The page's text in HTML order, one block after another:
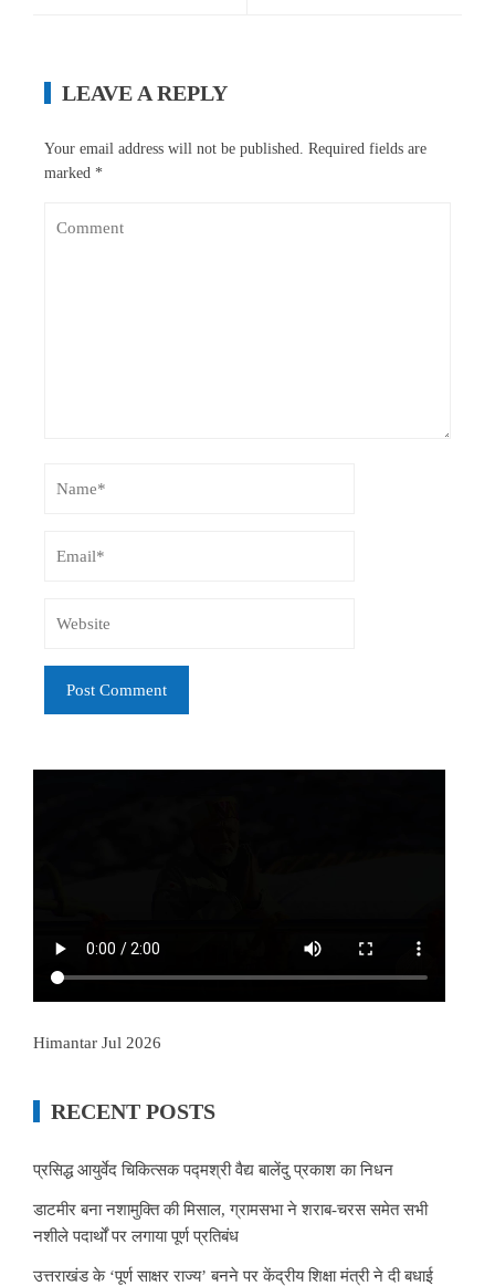
LEAVE A REPLY
Your email address will not be published. Required fields are
marked *
Himantar Jul 2026
RECENT POSTS
प्रसिद्ध आयुर्वेद चिकित्सक पद्मश्री वैद्य बालेंदु प्रकाश का निधन
डाटमीर बना नशामुक्ति की मिसाल, ग्रामसभा ने शराब-चरस समेत सभी
नशीले पदार्थों पर लगाया पूर्ण प्रतिबंध
उत्तराखंड के ‘पूर्ण साक्षर राज्य’ बनने पर केंद्रीय शिक्षा मंत्री ने दी बधाई